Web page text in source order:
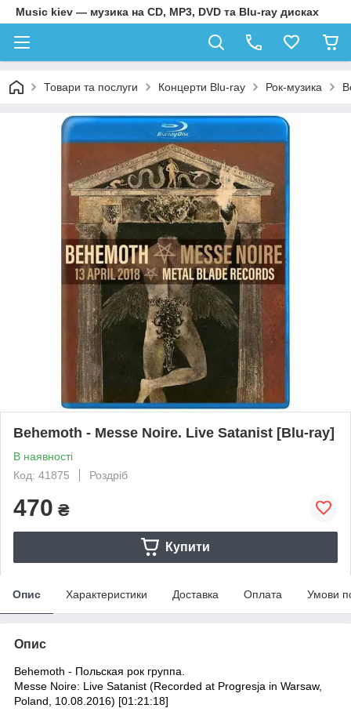
Music kiev — музика на CD, MP3, DVD та Blu-ray дисках
Товари та послуги Концерти Blu-ray Рок-музика
Behemoth - Messe Noire. Live Satanist [Blu-ray]
В наявності
Код: 41875
Роздріб
470 ₴
Купити
Опис Характеристики Доставка Оплата Умови
Опис
Behemoth - Польская рок группа.
Messe Noire: Live Satanist (Recorded at Progresja in Warsaw,
Poland, 10.08.2016) [01:21:18]